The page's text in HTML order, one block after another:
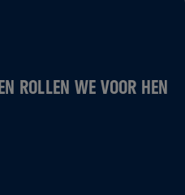
ROLLEN WE VOOR HEN